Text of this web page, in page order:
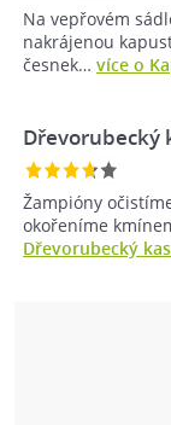
Na vepřovém
nakrájenou
česnek… více o
Dřevorubecký
Žampióny
okořeníme
Dřevorubecký